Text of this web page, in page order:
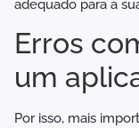
adequado para a
Erros
um
Por isso, mais